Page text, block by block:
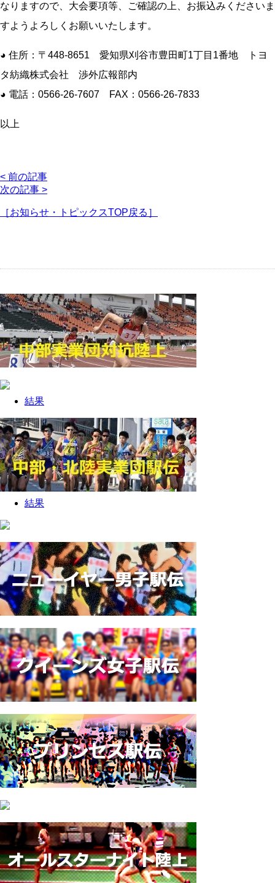
なりますので、大会要項等、ご確認の上、お振込みくださいま
すようよろしくお願いいたします。
◕ 住所：〒448-8651 愛知県刈谷市豊田町1丁目1番地 トヨ
タ紡織株式会社 渉外広報部内
◕ 電話：0566-26-7607 FAX：0566-26-7833
以上
< 前の記事
次の記事 >
［お知らせ・トピックスTOP戻る］
結果
結果